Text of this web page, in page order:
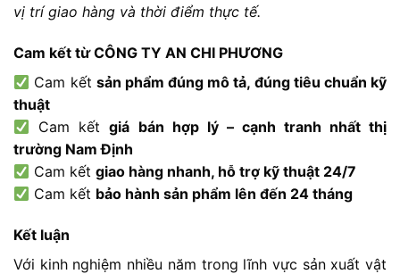
vị trígiao hàng và thời điểm thực tế.
Cam kết từCÔNG TY AN CHI PHƯƠNG
Cam kết sản phẩmđúng môtả, đúng tiêu chuẩn kỹ
thuật
Cam kếtgiá bán hợp lý – cạnh tranh nhấtthị
trường NamĐịnh
Cam kếtgiao hàng nhanh, hỗtrợ kỹthuật 24/7
Cam kết bảo hànhsản phẩm lênđến 24tháng
Kết luận
Với kinh nghiệm nhiều năm trong lĩnh vực sản xuấtvật